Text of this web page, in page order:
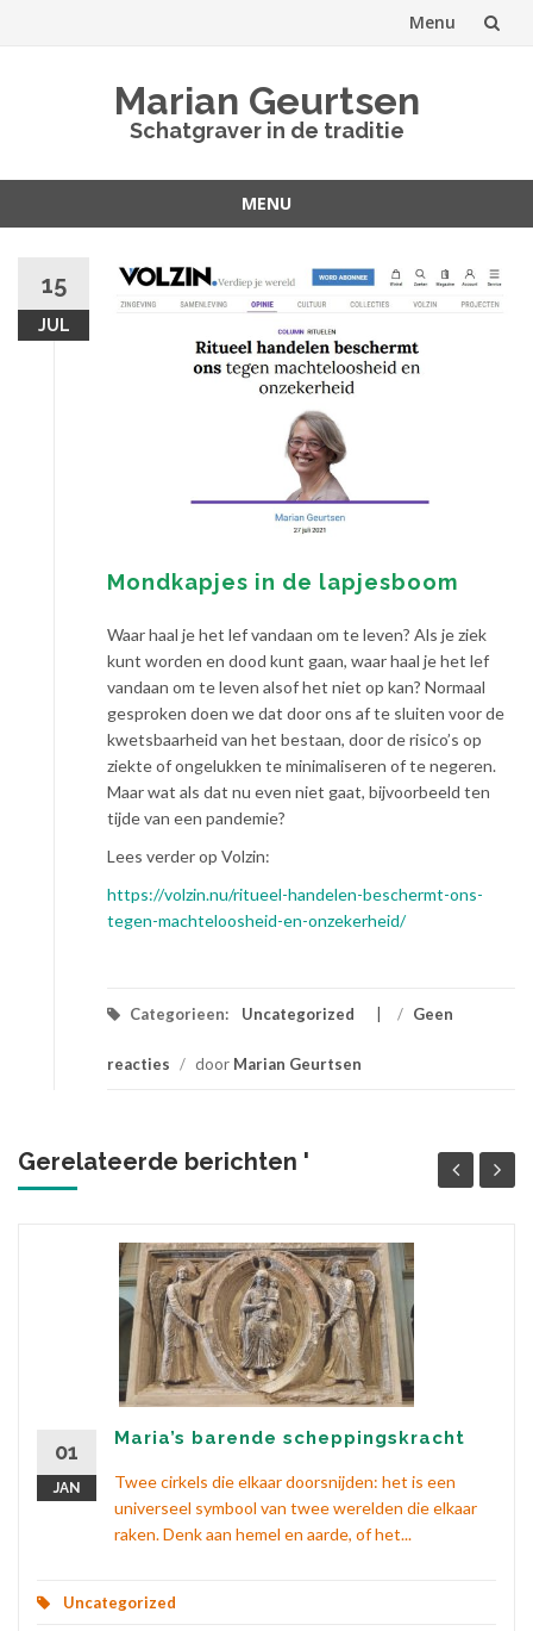
Menu
Marian Geurtsen
Schatgraver in de traditie
MENU
inhoud15
JUL
Mondkapjes in de lapjesboom
Waar haal je het lef vandaan om te leven? Als je ziek
kunt worden en dood kunt gaan, waar haal je het lef
vandaan om te leven alsof het niet op kan? Normaal
gesproken doen we dat door ons af te sluiten voor de
kwetsbaarheid van het bestaan, door de risico’s op
ziekte of ongelukken te minimaliseren of te negeren.
Maar wat als dat nu even niet gaat, bijvoorbeeld ten
tijde van een pandemie?
Lees verder op Volzin:
https://volzin.nu/ritueel-handelen-beschermt-ons-
tegen-machteloosheid-en-onzekerheid/
Categorieen: Uncategorized / Geen
reacties / door Marian Geurtsen
Gerelateerde berichten '
01
JAN
Maria’s barende scheppingskracht
Twee cirkels die elkaar doorsnijden: het is een
universeel symbool van twee werelden die elkaar
raken. Denk aan hemel en aarde, of het...
Uncategorized